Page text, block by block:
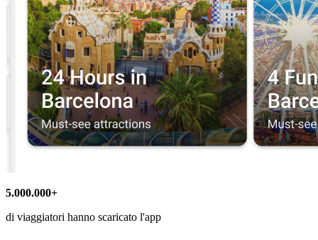
5.000.000+
di viaggiatori hanno scaricato l'app